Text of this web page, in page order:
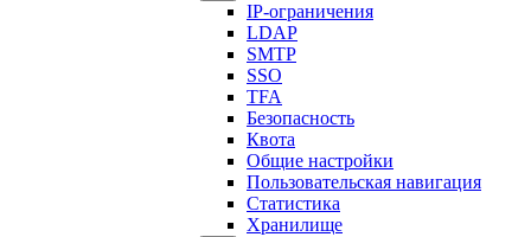
IP-ограничения
LDAP
SMTP
SSO
TFA
Безопасность
Квота
Общие настройки
Пользовательская навигация
Статистика
Хранилище